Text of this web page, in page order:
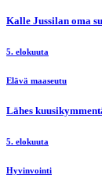
Kalle Jussilan oma
5. elokuuta
Elävä maaseutu
Lähes
5. elokuuta
Hyvinvointi